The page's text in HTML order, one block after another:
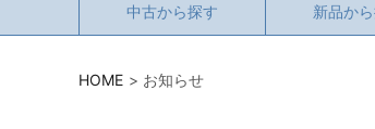
中古から探す 新品か
HOME お知らせ